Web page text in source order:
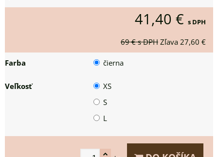
41,40 € s DPH
69 €s DPHZľava27,60 €
Farba čierna
Veľkosť
XS
S
L